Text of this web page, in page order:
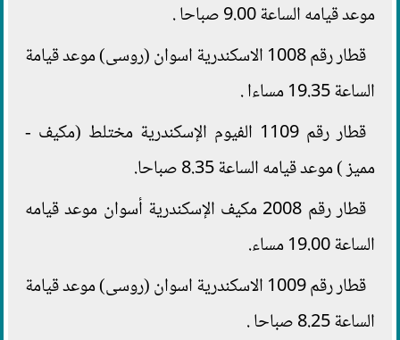
موعد قيامه الساعة 9.00 صباحا .
قطار رقم 1008 الاسكندرية اسوان (روسى) موعد قيامة
الساعة 19.35 مساءا .
قطار رقم 1109 الفيوم الإسكندرية مختلط (مكيف -
مميز ) موعد قيامه الساعة 8.35 صباحا.
قطار رقم 2008 مكيف الإسكندرية أسوان موعد قيامه
الساعة 19.00 مساء.
قطار رقم 1009 الاسكندرية اسوان (روسى) موعد قيامة
الساعة 8.25 صباحا .